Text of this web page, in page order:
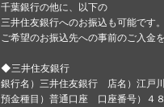
千葉銀行の他に、以下の
三井住友銀行へのお振込も可能です。
ご希望のお振込先への事前のご入金
◆三井住友銀行
銀行名）三井住友銀行 店名）江戸
預金種目）普通口座 口座番号）４